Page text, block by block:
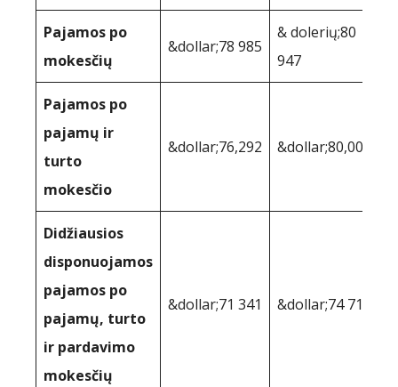
Pajamos po
mokesčių
&dollar;78 985
& dolerių;80
947
Pajamos po
pajamų ir
turto
mokesčio
&dollar;76,292 &dollar;80,001
Didžiausios
disponuojamos
pajamos po
pajamų, turto
ir pardavimo
mokesčių
&dollar;71 341 &dollar;74 718